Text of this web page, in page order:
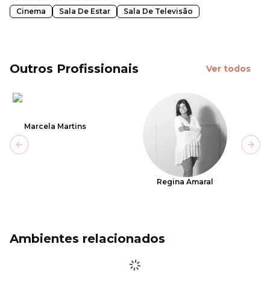
Cinema Sala De Estar Sala De Televisão
Outros Profissionais Ver todos
Marcela Martins
Regina Amaral
Previous slide
Ambientes relacionados